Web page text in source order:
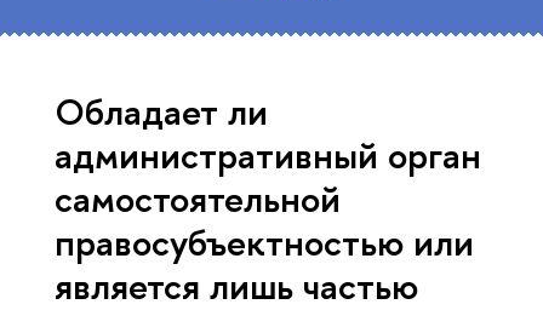
Обладает ли
административный орган
самостоятельной
правосубъектностью или
является лишь частью